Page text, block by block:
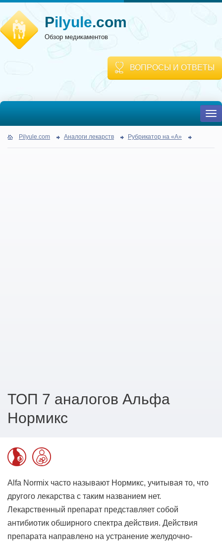
Pilyule.com
Обзор медикаментов
ВОПРОСЫ И ОТВЕТЫ
Pilyule.com Аналоги лекарств Рубрикатор на «А»
ТОП 7 аналогов Альфа
Нормикс
Alfa Normix часто называют Нормикс, учитывая то, что
другого лекарства с таким названием нет.
Лекарственный препарат представляет собой
антибиотик обширного спектра действия. Действия
препарата направлено на устранение желудочно-